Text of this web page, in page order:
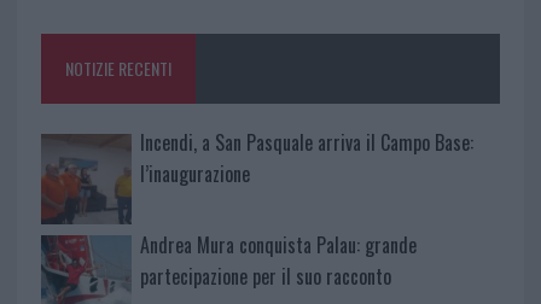
o
k
p
NOTIZIE RECENTI
Incendi, a San Pasquale arriva il Campo Base:
l’inaugurazione
Andrea Mura conquista Palau: grande
partecipazione per il suo racconto